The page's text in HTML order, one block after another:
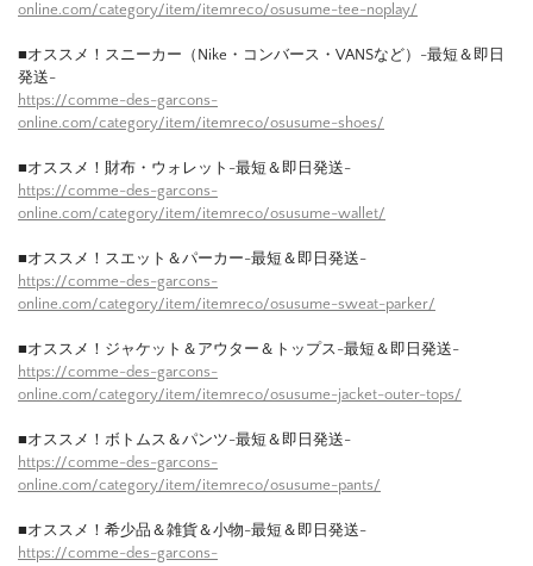
online.com/category/item/itemreco/osusume-tee-noplay/
■オススメ！スニーカー（Nike・コンバース・VANSなど）-最短＆即日
発送-
https://comme-des-garcons-
online.com/category/item/itemreco/osusume-shoes/
■オススメ！財布・ウォレット-最短＆即日発送-
https://comme-des-garcons-
online.com/category/item/itemreco/osusume-wallet/
■オススメ！スエット＆パーカー-最短＆即日発送-
https://comme-des-garcons-
online.com/category/item/itemreco/osusume-sweat-parker/
■オススメ！ジャケット＆アウター＆トップス-最短＆即日発送-
https://comme-des-garcons-
online.com/category/item/itemreco/osusume-jacket-outer-tops/
■オススメ！ボトムス＆パンツ-最短＆即日発送-
https://comme-des-garcons-
online.com/category/item/itemreco/osusume-pants/
■オススメ！希少品＆雑貨＆小物-最短＆即日発送-
https://comme-des-garcons-